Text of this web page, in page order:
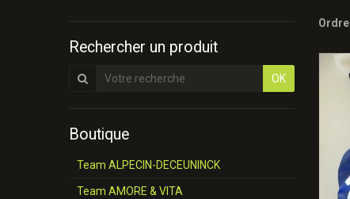
Ordre
Rechercher un produit
OK
Boutique
Team ALPECIN-DECEUNINCK
Team AMORE & VITA